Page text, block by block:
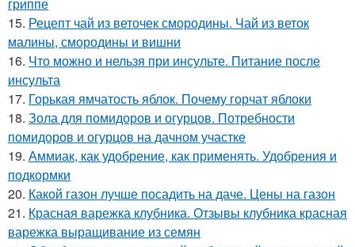
15. Рецепт чай из веточек смородины. Чай из веток
малины, смородины и вишни
16. Что можно и нельзя при инсульте. Питание после
инсульта
17. Горькая ямчатость яблок. Почему горчат яблоки
18. Зола для помидоров и огурцов. Потребности
помидоров и огурцов на дачном участке
19. Аммиак, как удобрение, как применять. Удобрения и
подкормки
20. Какой газон лучше посадить на даче. Цены на газон
21. Красная варежка клубника. Отзывы клубника красная
варежка выращивание из семян